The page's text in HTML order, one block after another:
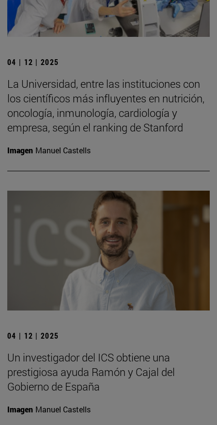
04 | 12 | 2025
La Universidad, entre las instituciones con
los científicos más influyentes en nutrición,
oncología, inmunología, cardiología y
empresa, según el ranking de Stanford
Imagen Manuel Castells
04 | 12 | 2025
Un investigador del ICS obtiene una
prestigiosa ayuda Ramón y Cajal del
Gobierno de España
Imagen Manuel Castells